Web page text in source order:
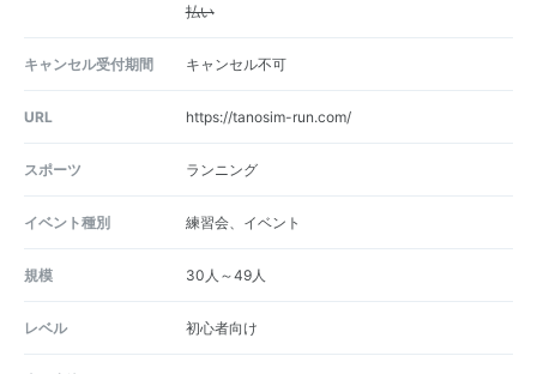
払い
キャンセル受付期間 キャンセル不可
URL https://tanosim-run.com/
スポーツ ランニング
イベント種別 練習会、イベント
規模 30人～49人
レベル 初心者向け